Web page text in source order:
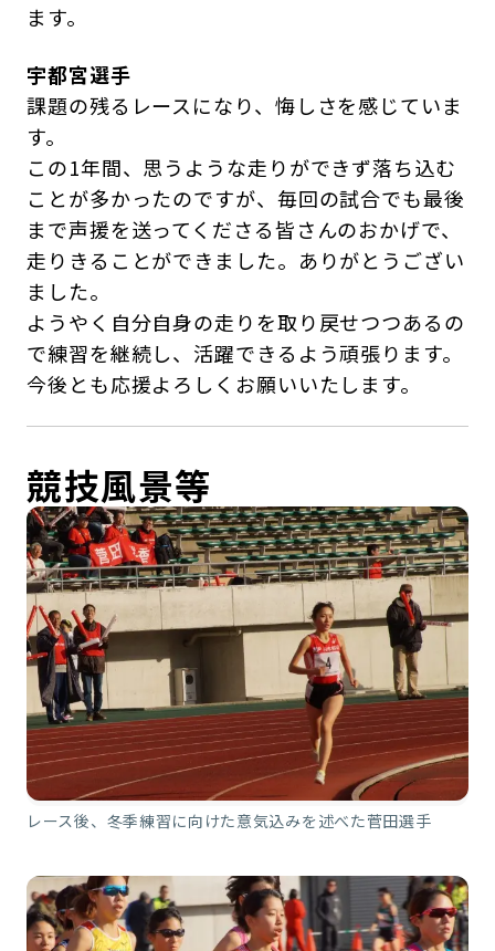
ます。
宇都宮選手
課題の残るレースになり、悔しさを感じていま
す。
この1年間、思うような走りができず落ち込む
ことが多かったのですが、毎回の試合でも最後
まで声援を送ってくださる皆さんのおかげで、
走りきることができました。ありがとうござい
ました。
ようやく自分自身の走りを取り戻せつつあるの
で練習を継続し、活躍できるよう頑張ります。
今後とも応援よろしくお願いいたします。
競技風景等
レース後、冬季練習に向けた意気込みを述べた菅田選手